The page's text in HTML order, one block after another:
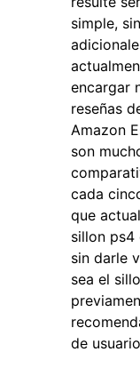
simple,
encargar
reseñas
Amazon
son
cada
que
sillon ps4
sin darle
sea el
de